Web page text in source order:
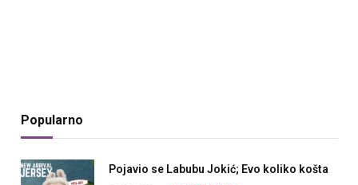
Popularno
Pojavio se Labubu Jokić; Evo koliko košta